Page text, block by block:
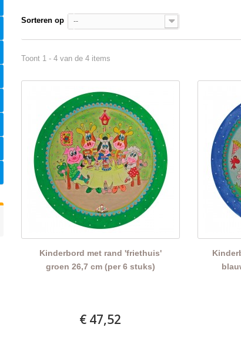
Sorteren op --
Toont 1 - 4 van de 4 items
Kinderbord met rand 'friethuis'
groen 26,7 cm (per 6 stuks)
€ 47,52